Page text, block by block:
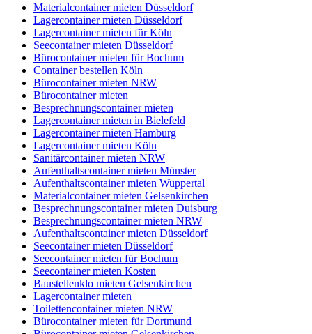
Materialcontainer mieten Düsseldorf
Lagercontainer mieten Düsseldorf
Lagercontainer mieten für Köln
Seecontainer mieten Düsseldorf
Bürocontainer mieten für Bochum
Container bestellen Köln
Bürocontainer mieten NRW
Bürocontainer mieten
Besprechnungscontainer mieten
Lagercontainer mieten in Bielefeld
Lagercontainer mieten Hamburg
Lagercontainer mieten Köln
Sanitärcontainer mieten NRW
Aufenthaltscontainer mieten Münster
Aufenthaltscontainer mieten Wuppertal
Materialcontainer mieten Gelsenkirchen
Besprechnungscontainer mieten Duisburg
Besprechnungscontainer mieten NRW
Aufenthaltscontainer mieten Düsseldorf
Seecontainer mieten Düsseldorf
Seecontainer mieten für Bochum
Seecontainer mieten Kosten
Baustellenklo mieten Gelsenkirchen
Lagercontainer mieten
Toilettencontainer mieten NRW
Bürocontainer mieten für Dortmund